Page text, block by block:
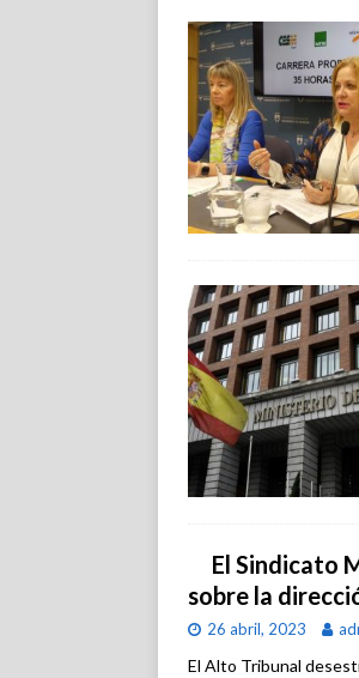
El Sindicato
sobre la
26 abril, 2023
El Alto Tribunal